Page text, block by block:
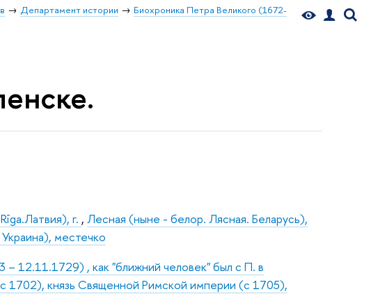
Департамент истории
Биохроника Петра Великого (1672-
г. ,Лесная (ныне - белор. Лясная. Беларусь),
местечко
12.11.1729) , как "ближний человек" был с П. в
1702), князь Священной Римской империи (с 1705),